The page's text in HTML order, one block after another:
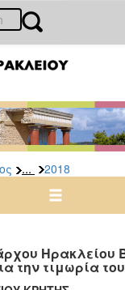
... 2018
Ηρακλείου
την τιμωρία